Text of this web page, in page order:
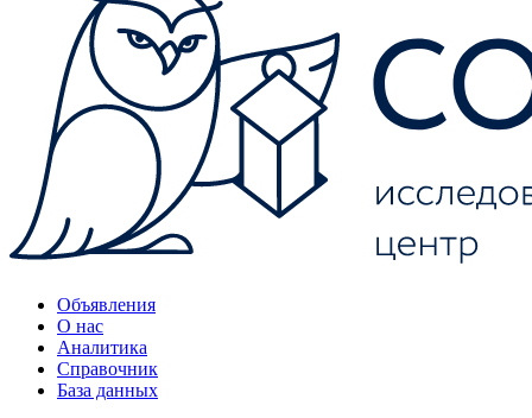
Объявления
О нас
Аналитика
Справочник
База данных